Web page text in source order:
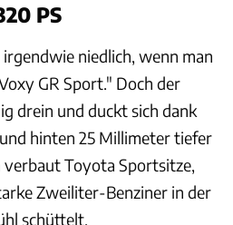
PS
niedlich, wenn man
GR Sport." Doch der
drein und duckt sich dank
hinten 25 Millimeter tiefer
Toyota Sportsitze,
Zweiliter-Benziner in der
schüttelt.